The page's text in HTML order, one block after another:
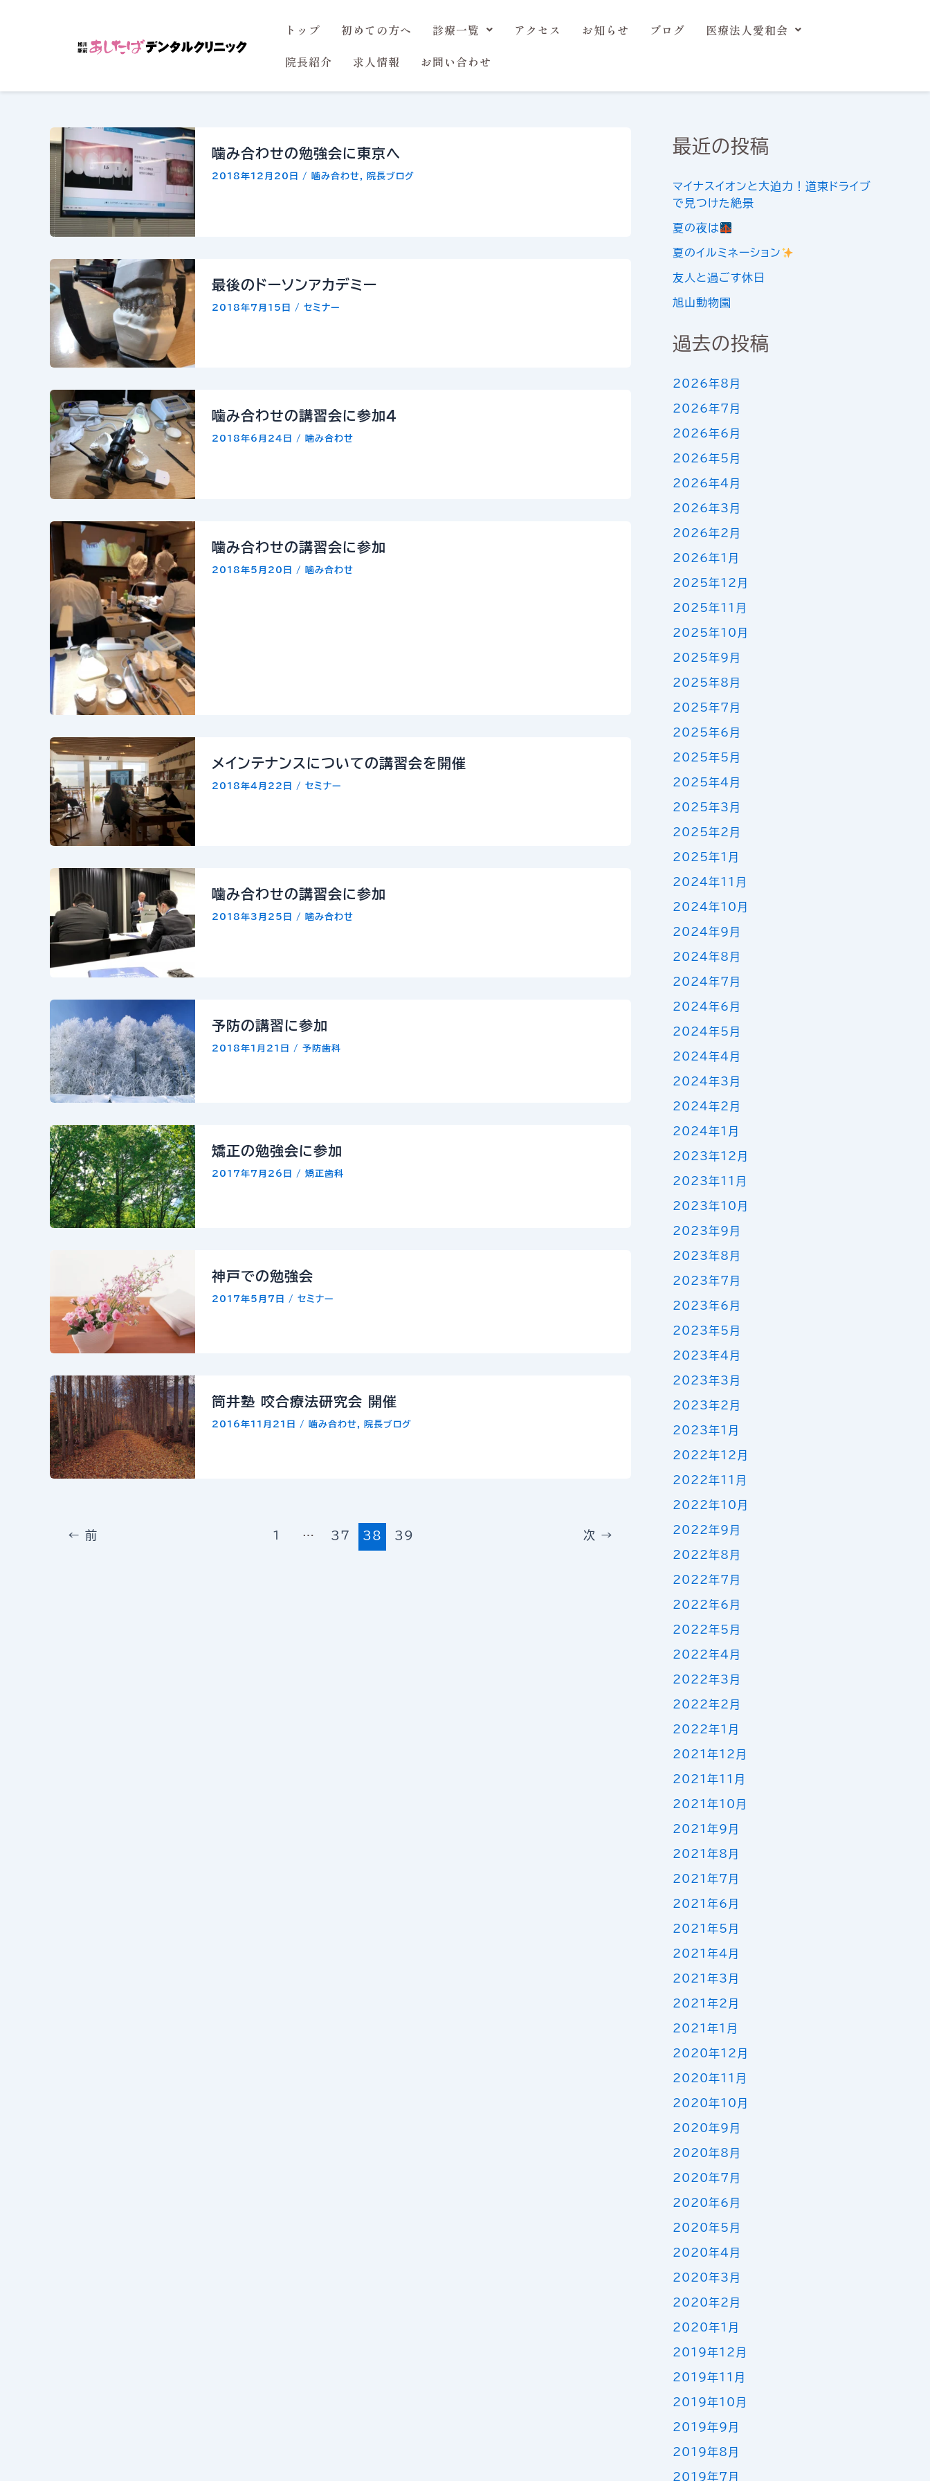
トップ 初めての方へ 診療一覧 アクセス お知らせ ブログ
医療法人愛和会
院長紹介
求人情報 お問い合わせ
噛み合わせの勉強会に東京へ
2018年12月20日 / 噛み合わせ, 院長ブログ
最後のドーソンアカデミー
2018年7月15日 / セミナー
噛み合わせの講習会に参加4
2018年6月24日 / 噛み合わせ
噛み合わせの講習会に参加
2018年5月20日 / 噛み合わせ
メインテナンスについての講習会を開催
2018年4月22日 / セミナー
噛み合わせの講習会に参加
2018年3月25日 / 噛み合わせ
予防の講習に参加
2018年1月21日 / 予防歯科
矯正の勉強会に参加
2017年7月26日 / 矯正歯科
神戸での勉強会
2017年5月7日 / セミナー
筒井塾 咬合療法研究会 開催
2016年11月21日 / 噛み合わせ, 院長ブログ
← 前 1 … 37 38 39 次 →
最近の投稿
マイナスイオンと大迫力！道東ドライブ
で見つけた絶景
夏の夜は
夏のイルミネーション
友人と過ごす休日
旭山動物園
過去の投稿
2026年8月
2026年7月
2026年6月
2026年5月
2026年4月
2026年3月
2026年2月
2026年1月
2025年12月
2025年11月
2025年10月
2025年9月
2025年8月
2025年7月
2025年6月
2025年5月
2025年4月
2025年3月
2025年2月
2025年1月
2024年11月
2024年10月
2024年9月
2024年8月
2024年7月
2024年6月
2024年5月
2024年4月
2024年3月
2024年2月
2024年1月
2023年12月
2023年11月
2023年10月
2023年9月
2023年8月
2023年7月
2023年6月
2023年5月
2023年4月
2023年3月
2023年2月
2023年1月
2022年12月
2022年11月
2022年10月
2022年9月
2022年8月
2022年7月
2022年6月
2022年5月
2022年4月
2022年3月
2022年2月
2022年1月
2021年12月
2021年11月
2021年10月
2021年9月
2021年8月
2021年7月
2021年6月
2021年5月
2021年4月
2021年3月
2021年2月
2021年1月
2020年12月
2020年11月
2020年10月
2020年9月
2020年8月
2020年7月
2020年6月
2020年5月
2020年4月
2020年3月
2020年2月
2020年1月
2019年12月
2019年11月
2019年10月
2019年9月
2019年8月
2019年7月